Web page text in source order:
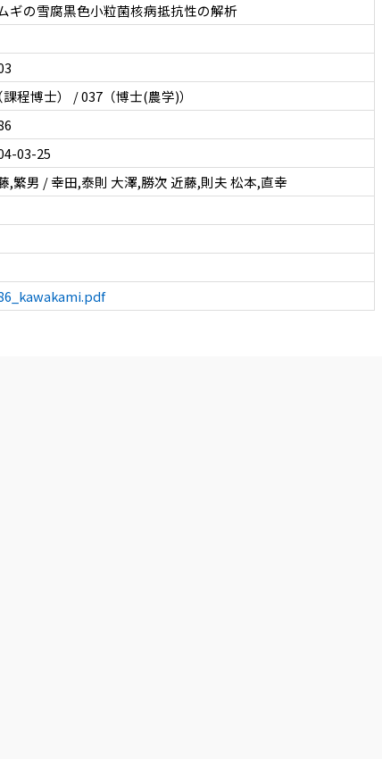
ギの雪腐黒色小粒菌核病抵抗性の解析
課程博士） / 037（博士(農学)）
03-25
,繁男 / 幸田,泰則 大澤,勝次 近藤,則夫 松本,直幸